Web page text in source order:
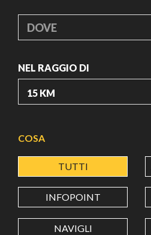
DOVE
NEL RAGGIO DI
LATITUDINE
LONGITUDINE
COSA
TUTTI
INFOPOINT
NAVIGLI